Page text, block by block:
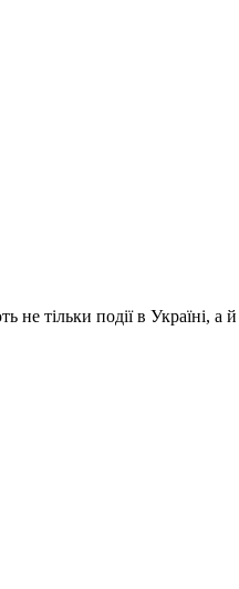
тільки події в Україні,